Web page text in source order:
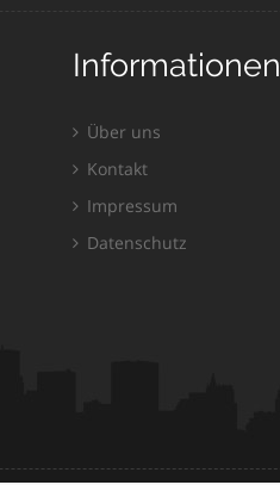
Informationen
Über uns
Kontakt
Impressum
Datenschutz